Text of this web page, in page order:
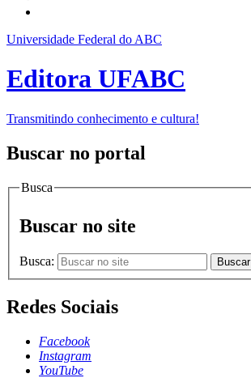
Universidade Federal do ABC
Editora UFABC
Transmitindo conhecimento e cultura!
Buscar no portal
Busca
Buscar no site
Busca: Buscar
Redes Sociais
Facebook
Instagram
YouTube